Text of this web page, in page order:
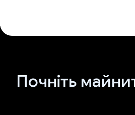
Почніть